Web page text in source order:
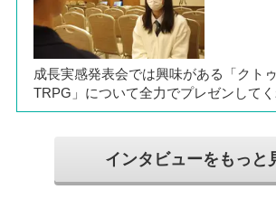
ト」として活躍しています。同校の山
に、通信制ならではの人との関わりや
せる学校生活について語ってくれました
成長実感発表会では興味がある「クト
TRPG」について全力でプレゼンして
は、全日制高校での生活の中で体調を
トやスクーリングをこなしながら、自
ようになった2か月を振り返ってお話い
「通信制高校は家で一人で勉強するも
インタビューをもっと